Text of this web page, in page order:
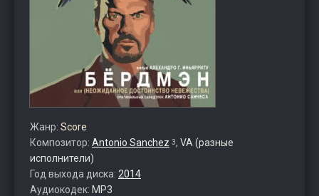
Жанр: Score
Композитор: Antonio Sanchez 3, VA (разные
исполнители)
Год выхода диска: 2014
Аудиокодек: MP3